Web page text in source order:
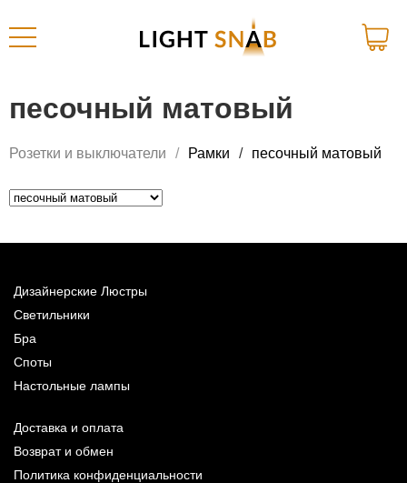
песочный матовый
Розетки и выключатели Рамки песочный матовый
Дизайнерские Люстры
Светильники
Бра
Споты
Настольные лампы
Доставка и оплата
Возврат и обмен
Политика конфиденциальности